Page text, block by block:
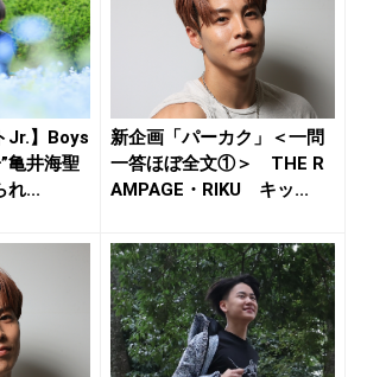
Jr.】Boys
亀井海聖
れ...
新企画「パーカク」＜一問
一答ほぼ全文①＞ THE R
AMPAGE・RIKU キッ...